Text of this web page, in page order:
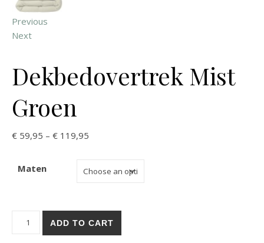
Previous
Next
Dekbedovertrek Mist
Groen
€ 59,95 – € 119,95
Maten
ADD TO CART